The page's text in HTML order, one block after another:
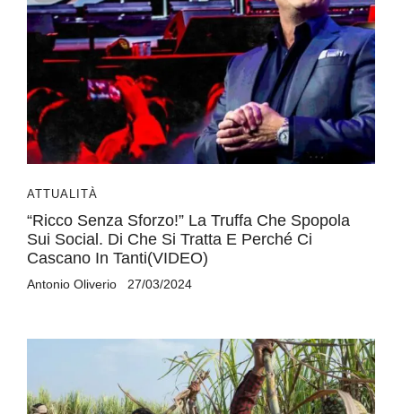
ATTUALITÀ
“Ricco Senza Sforzo!” La Truffa Che Spopola
Sui Social. Di Che Si Tratta E Perché Ci
Cascano In Tanti(VIDEO)
Antonio Oliverio 27/03/2024